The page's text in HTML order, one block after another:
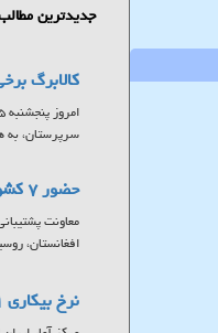
جدیدترین
کالابرگ
سرپرستان، به
حضور ۷ کشور در بزرگترین پلتفرم تبادلات تجاری حوزه ساخت وساز
افغانستان،
نرخ بیکاری ۹،۱ درصد شد